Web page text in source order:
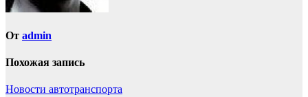
От admin
Похожая запись
Новости автотранспорта